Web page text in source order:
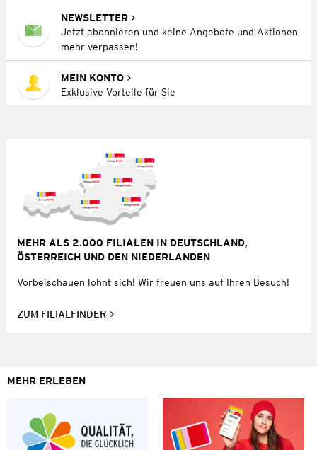
NEWSLETTER
Jetzt abonnieren und keine Angebote und Aktionen
mehr verpassen!
MEIN KONTO
Exklusive Vorteile für Sie
MEHR ALS 2.000 FILIALEN IN DEUTSCHLAND,
ÖSTERREICH UND DEN NIEDERLANDEN
Vorbeischauen lohnt sich! Wir freuen uns auf Ihren Besuch!
ZUM FILIALFINDER
MEHR ERLEBEN